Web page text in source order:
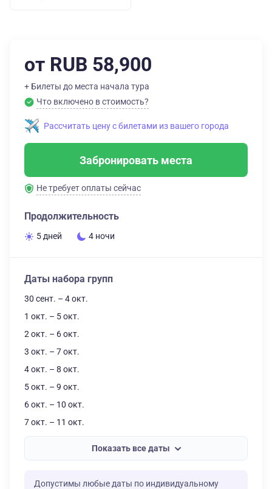
от RUB 58,900
+ Билеты до места начала тура
Что включено в стоимость?
Рассчитать цену с билетами из вашего города
Забронировать места
Не требует оплаты сейчас
Продолжительность
5 дней 4 ночи
Даты набора групп
30 сент. – 4 окт.
1 окт. – 5 окт.
2 окт. – 6 окт.
3 окт. – 7 окт.
4 окт. – 8 окт.
5 окт. – 9 окт.
6 окт. – 10 окт.
7 окт. – 11 окт.
Показать все даты
Допустимы любые даты по индивидуальному